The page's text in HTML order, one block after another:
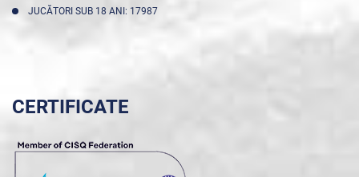
JUCĂTORI SUB 18 ANI: 17987
CERTIFICATE